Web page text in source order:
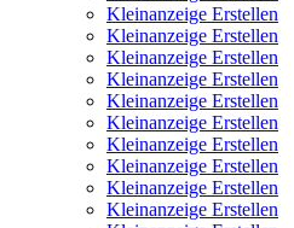
Kleinanzeige Erstellen
Kleinanzeige Erstellen
Kleinanzeige Erstellen
Kleinanzeige Erstellen
Kleinanzeige Erstellen
Kleinanzeige Erstellen
Kleinanzeige Erstellen
Kleinanzeige Erstellen
Kleinanzeige Erstellen
Kleinanzeige Erstellen